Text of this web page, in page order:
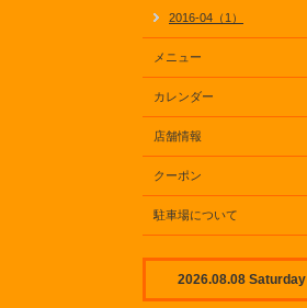
2016-04（1）
メニュー
カレンダー
店舗情報
クーポン
駐車場について
2026.08.08 Saturday